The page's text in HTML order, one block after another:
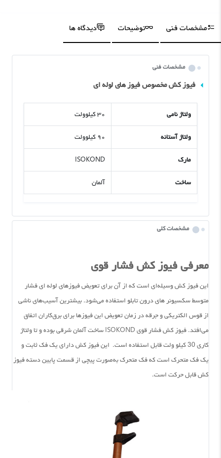
مشخصات فنی توضیحات دیدگاه ها
مشخصات فنی
فیوز کش مخصوص فیوز های لوله ای
ولتاژ نامی ۳۰ کیلوولت
ولتاژ آستانه ۹۰ کیلوولت
مارک ISOKOND
ساخت آلمان
مشخصات کلی
معرفی فیوز کش فشار قوی
این فیوز کش وسیله‌ای است که از آن برای تعویض فیوز‌های لوله ای فشار
متوسط سکسیونر های درون تابلو استفاده می‌شود. بیشترین آسیب‌های ناشی
از قوس الکتریکی و جرقه در زمان تعویض این فیوز‌ها برای برق‌کاران اتفاق
می‌افتد. فیوز کش فشار قوی ISOKOND ساخت آلمان شرقی بوده و تا ولتاژ
کاری 30 کیلو ولت قابل استفاده است. این فیوز کش دارای یک فک ثابت و
یک فک متحرک است که فک متحرک به‌صورت پیچی از قسمت پایین دسته فیوز
کش قابل حرکت است.